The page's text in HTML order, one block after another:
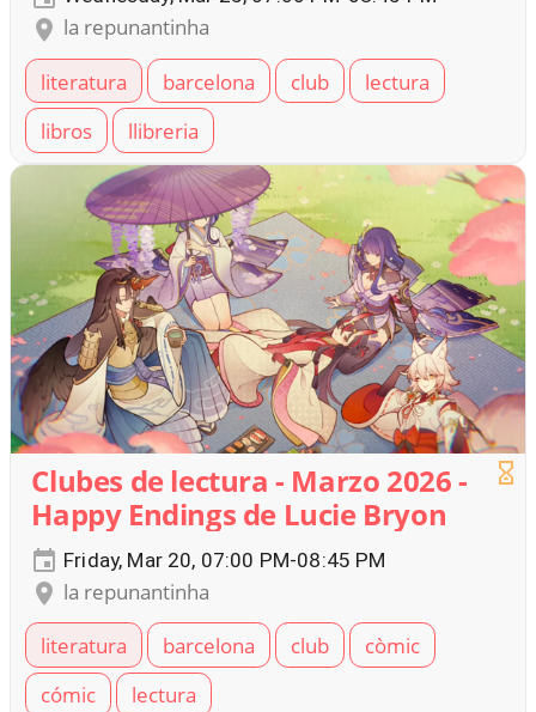
la repunantinha
literatura
barcelona club
lectura
libros
llibreria
Clubes de lectura - Marzo 2026 -
Happy Endings de Lucie Bryon
Friday, Mar 20, 07:00 PM-08:45 PM
la repunantinha
literatura
barcelona club
còmic
cómic
lectura